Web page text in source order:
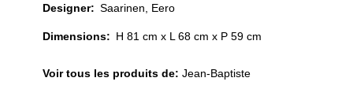
Designer: Saarinen, Eero
Dimensions: H 81 cm x L 68 cm x P 59 cm
Voir tous les produits de: Jean-Baptiste